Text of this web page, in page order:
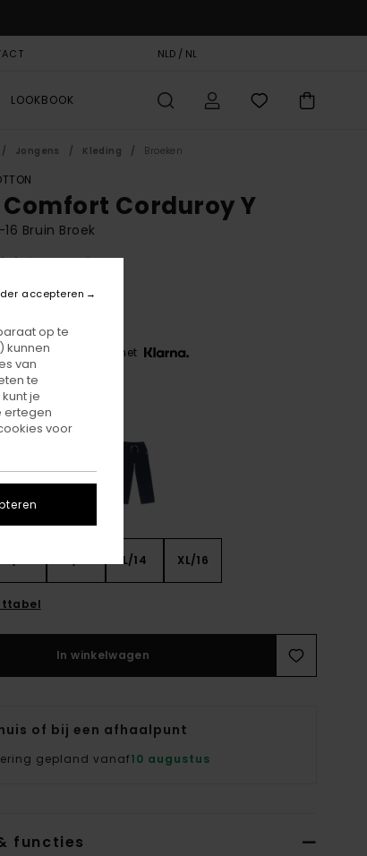
NLD / NL
LOOKBOOK
Jongens Kleding Broeken
Comfort Corduroy Y
Bruin Broek
zonder rente met
L/14 XL/16
In winkelwagen
of bij een afhaalpunt
gepland vanaf10 augustus
functies
op te
kunnen
van
te
je
ertegen
voor
accepteren